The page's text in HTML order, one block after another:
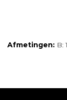
Afmetingen: B: